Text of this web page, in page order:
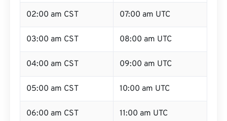
02:00 am CST 07:00 am UTC
03:00 am CST 08:00 am UTC
04:00 am CST 09:00 am UTC
05:00 am CST 10:00 am UTC
06:00 am CST 11:00 am UTC